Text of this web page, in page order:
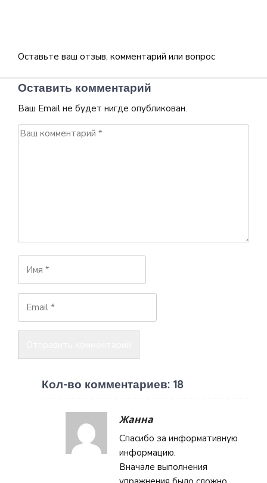
Оставьте ваш отзыв, комментарий или вопрос
Оставить комментарий
Ваш Email не будет нигде опубликован.
Кол-во комментариев: 18
Жанна
Спасибо за информативную
информацию.
Вначале выполнения